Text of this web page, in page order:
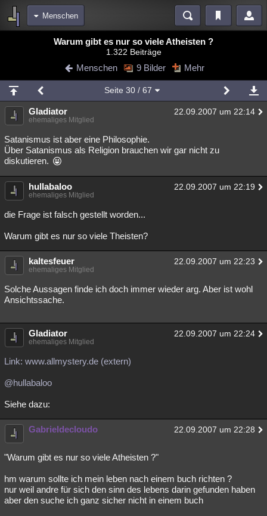
Menschen
Blogs Videos
Chat Wiki Neuigkeiten
meine Rubriken
Menschen Wissenschaft Mystery Kriminalfälle
Spiritualität Verschwörungen Technologie
Natur Umfragen
weitere Rubriken
Philosophie Träume
Astronomie Helpdesk Gruppen
Übersichten
Lesenswert
Warum gibt es nur so viele Atheisten ?
1.322 Beiträge
Menschen 9 Bilder Mehr
Seite 30/ 67
Gladiator 22.09.2007 um 22:14
ehemaliges Mitglied
Satanismus ist aber eine Philosophie.
Über Satanismus als Religion brauchen wir gar nicht zu
diskutieren.
hullabaloo 22.09.2007 um 22:19
ehemaliges Mitglied
die Frage ist falsch gestellt worden...
Warum gibt es nur so viele Theisten?
kaltesfeuer 22.09.2007 um 22:23
ehemaliges Mitglied
Solche Aussagen finde ich doch immer wieder arg. Aber ist wohl
Ansichtssache.
Gladiator 22.09.2007 um 22:24
ehemaliges Mitglied
Link: www.allmystery.de (extern)
@hullabaloo
Siehe dazu:
Gabrieldecloudo 22.09.2007 um 22:28
"Warum gibt es nur so viele Atheisten ?"
hm warum sollte ich mein leben nach einem buch richten ?
nur weil andre für sich den sinn des lebens darin gefunden haben
aber den suche ich ganz sicher nicht in einem buch